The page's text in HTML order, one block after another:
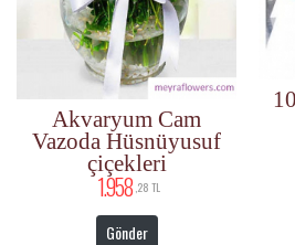
Akvaryum Cam
Vazoda Hüsnüyusuf
çiçekleri
1.958 ,28 TL
Gönder